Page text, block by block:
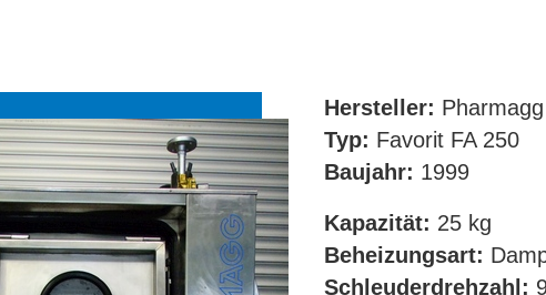
Hersteller: Pharmagg
Typ: Favorit FA 250
Baujahr: 1999
Kapazität: 25 kg
Beheizungsart:
Schleuderdrehzahl: